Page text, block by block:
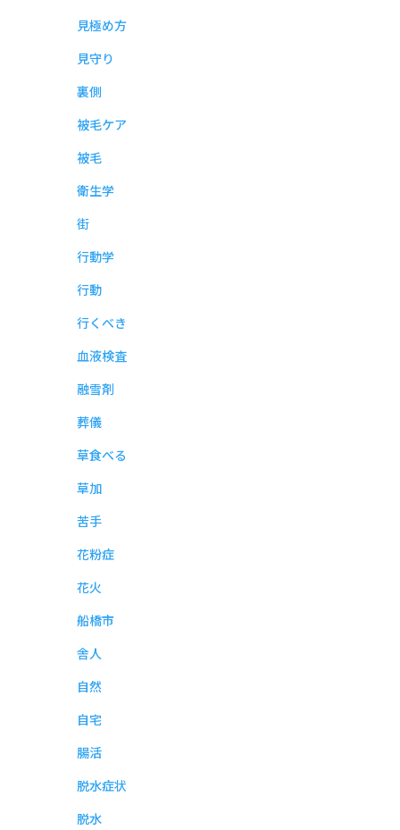
見極め方
見守り
裏側
被毛ケア
被毛
衛生学
街
行動学
行動
行くべき
血液検査
融雪剤
葬儀
草食べる
草加
苦手
花粉症
花火
船橋市
舎人
自然
自宅
腸活
脱水症状
脱水